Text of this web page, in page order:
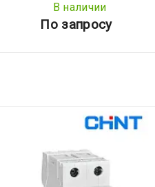
В наличии
По запросу